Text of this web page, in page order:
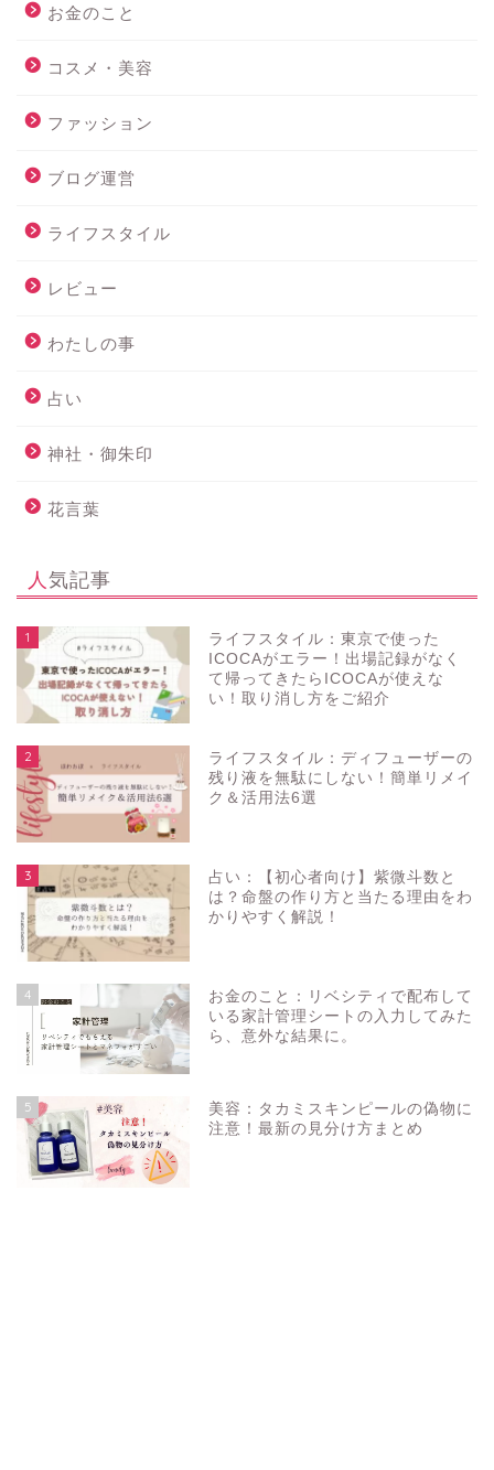
お金のこと
コスメ・美容
ファッション
ブログ運営
ライフスタイル
レビュー
わたしの事
占い
神社・御朱印
花言葉
人気記事
1
ライフスタイル：東京で使った
ICOCAがエラー！出場記録がなく
て帰ってきたらICOCAが使えな
い！取り消し方をご紹介
2
ライフスタイル：ディフューザーの
残り液を無駄にしない！簡単リメイ
ク＆活用法6選
3
占い：【初心者向け】紫微斗数と
は？命盤の作り方と当たる理由をわ
かりやすく解説！
4
お金のこと：リベシティで配布して
いる家計管理シートの入力してみた
ら、意外な結果に。
5
美容：タカミスキンピールの偽物に
注意！最新の見分け方まとめ